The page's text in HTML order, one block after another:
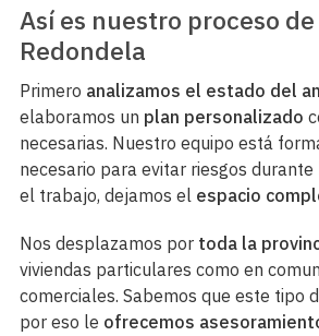
Así es nuestro proceso
Redondela
Primero analizamos el estado del
elaboramos un plan personalizado
necesarias. Nuestro equipo está
necesario para evitar riesgos
el trabajo, dejamos el espacio
Nos desplazamos por toda la
viviendas particulares como en
comerciales. Sabemos que este tipo
por eso le ofrecemos